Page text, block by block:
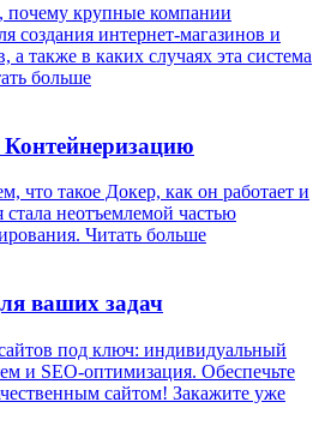
почему крупные компании
создания интернет-магазинов и
а также в каких случаях эта система
больше
что такое Докер, как он работает и
неотъемлемой частью
Читать больше
ваших задач
под ключ: индивидуальный
и SEO-оптимизация. Обеспечьте
сайтом! Закажите уже